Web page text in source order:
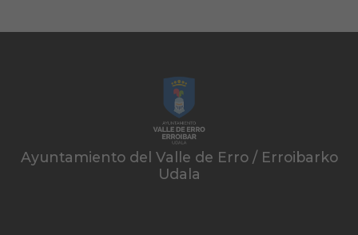
Ayuntamiento del Valle de Erro / Erroibarko
Udala